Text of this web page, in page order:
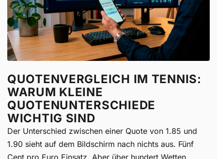
QUOTENVERGLEICH IM TENNIS:
WARUM KLEINE
QUOTENUNTERSCHIEDE
WICHTIG SIND
Der Unterschied zwischen einer Quote von 1.85 und
1.90 sieht auf dem Bildschirm nach nichts aus. Fünf